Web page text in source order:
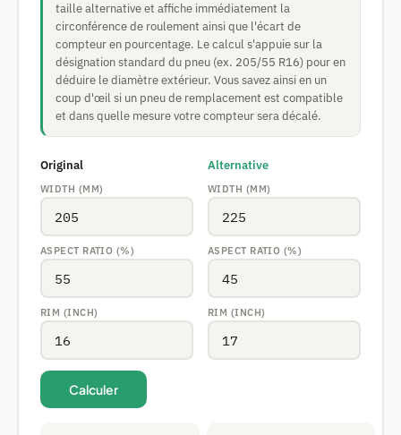
taille alternative et affiche immédiatement la
circonférence de roulement ainsi que l'écart de
compteur en pourcentage. Le calcul s'appuie sur la
désignation standard du pneu (ex. 205/55 R16) pour en
déduire le diamètre extérieur. Vous savez ainsi en un
coup d'œil si un pneu de remplacement est compatible
et dans quelle mesure votre compteur sera décalé.
Original
WIDTH (MM)
ASPECT RATIO (%)
RIM (INCH)
Alternative
WIDTH (MM)
ASPECT RATIO (%)
RIM (INCH)
Calculer